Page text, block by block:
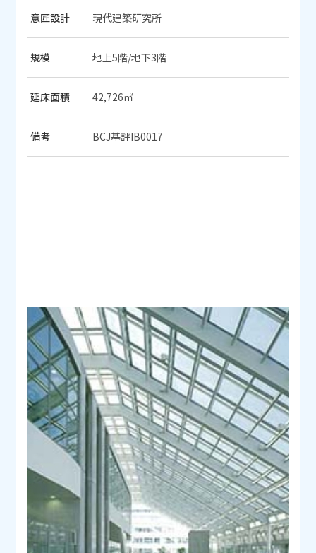
意匠設計 現代建築研究所
規模 地上5階/地下3階
延床面積 42,726㎡
備考 BCJ基評IB0017